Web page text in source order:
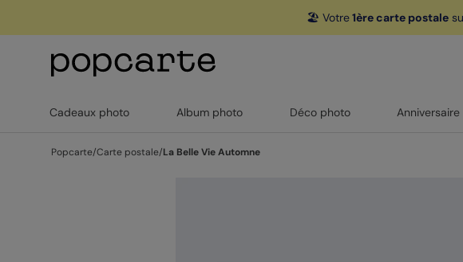
🏖️ Votre1ère carte postale
Cadeaux photo Album photo Déco photo Anniversaire
Popcarte/Carte postale/La Belle Vie Automne